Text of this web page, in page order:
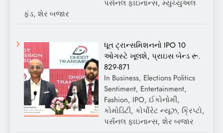
પર્સનલ ફાઇનાન્સ, મ્યુચ્યુઅલ
ફંડ, શેર બજાર
ધૂત ટ્રાન્સમિશનનો IPO 10
ઓગસ્ટે ખૂલશે, પ્રાઇસ બેન્ડ રૂ.
829-871
In Business, Elections Politics
Sentiment, Entertainment,
Fashion, IPO, ઈકોનોમી,
કોમોડિટી, કોર્પોરેટ ન્યૂઝ, ક્રિપ્ટો,
પર્સનલ ફાઇનાન્સ, શેર બજાર